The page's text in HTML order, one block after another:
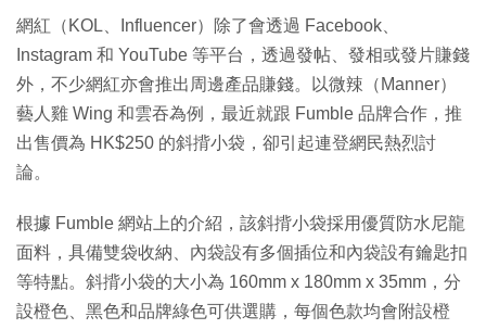
網紅（KOL、Influencer）除了會透過 Facebook、
Instagram 和 YouTube 等平台，透過發帖、發相或發片賺錢
外，不少網紅亦會推出周邊產品賺錢。以微辣（Manner）
藝人雞 Wing 和雲吞為例，最近就跟 Fumble 品牌合作，推
出售價為 HK$250 的斜揹小袋，卻引起連登網民熱烈討
論。
根據 Fumble 網站上的介紹，該斜揹小袋採用優質防水尼龍
面料，具備雙袋收納、內袋設有多個插位和內袋設有鑰匙扣
等特點。斜揹小袋的大小為 160mm x 180mm x 35mm，分
設橙色、黑色和品牌綠色可供選購，每個色款均會附設橙